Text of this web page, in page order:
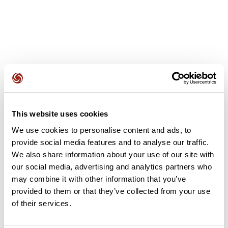
This website uses cookies
We use cookies to personalise content and ads, to
provide social media features and to analyse our traffic.
We also share information about your use of our site with
our social media, advertising and analytics partners who
may combine it with other information that you’ve
provided to them or that they’ve collected from your use
of their services.
Ajouter un avis
Découvrez ce parcours de vélo de 63,5 km à proximité de